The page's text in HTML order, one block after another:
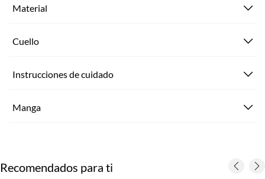
Material
Cuello
Instrucciones de cuidado
Manga
Recomendados para ti